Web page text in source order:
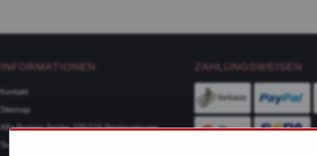
INFORMATIONEN
Kontakt
Sitemap
Alfa Romeo Spider 105/115 Restaurierung
Team
ZAHLUNGSWEISEN